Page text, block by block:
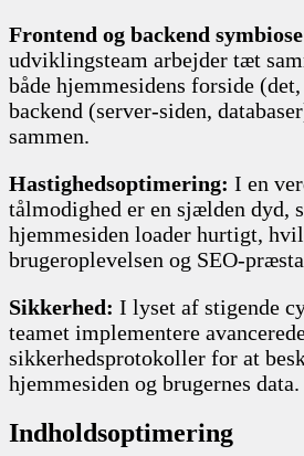
Frontend og backend
udviklingsteam arbejder tæt
både hjemmesidens forside
backend (server-siden,
sammen.
Hastighedsoptimering: I en
tålmodighed er en sjælden dyd,
hjemmesiden loader hurtigt,
brugeroplevelsen og SEO-
Sikkerhed: I lyset af stigende
teamet implementere
sikkerhedsprotokoller for at
hjemmesiden og brugernes data.
Indholdsoptimering